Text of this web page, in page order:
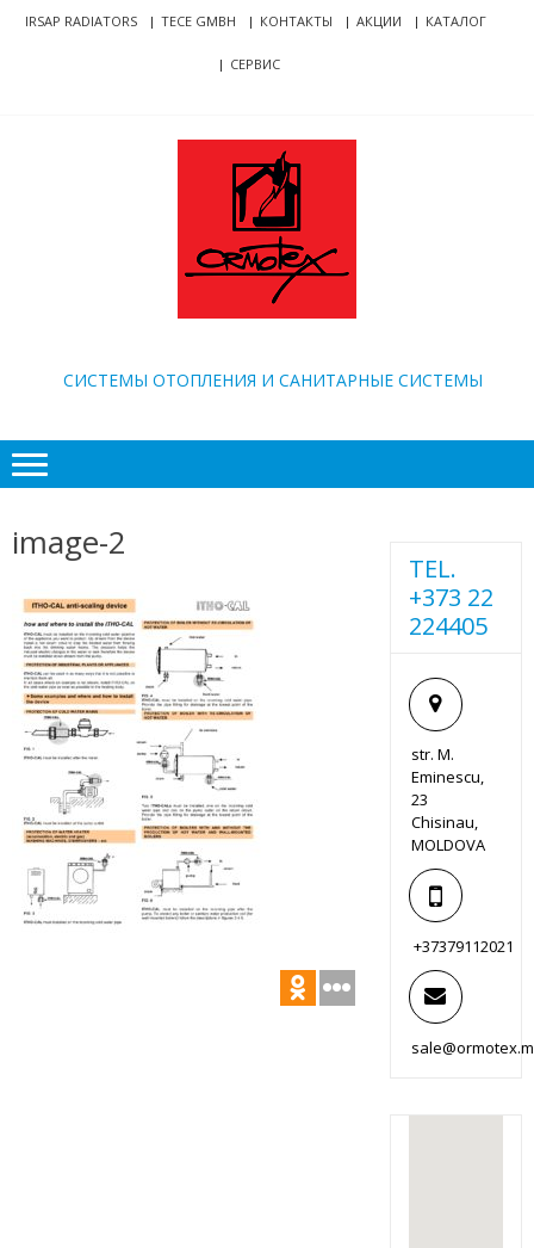
Skip
SkipIRSAP RADIATORS TECE GMBH КОНТАКТЫ АКЦИИ КАТАЛОГ
СЕРВИС
CИСТЕМЫ ОТОПЛЕНИЯ И САНИТАРНЫЕ СИСТЕМЫ
image-2
TEL.
+373 22
224405
str. M.
Eminescu,
23
Chisinau,
MOLDOVA
+37379112021